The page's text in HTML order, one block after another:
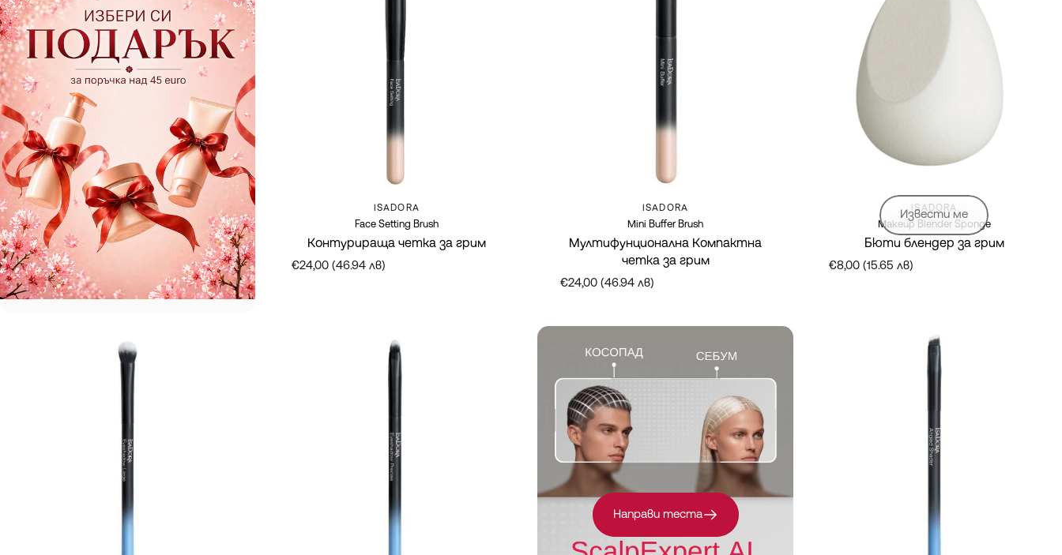
Марка:
ISADORA
Face Setting Brush
Контурираща четка за грим
€24,00 (46.94 лв)
Марка:
ISADORA
Mini Buffer Brush
Мултифунционална Компактна
четка за грим
€24,00 (46.94 лв)
Извести ме
Марка:
ISADORA
Makeup Blender Sponge
Бюти блендер за грим
€8,00 (15.65 лв)
Направи теста